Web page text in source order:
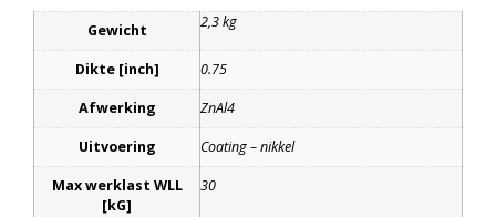
Gewicht 2,3 kg
Dikte [inch] 0.75
Afwerking ZnAl4
Uitvoering Coating – nikkel
Max werklast WLL
[kG]
30